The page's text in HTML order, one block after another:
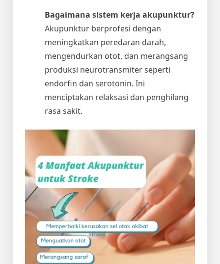
Bagaimana sistem kerja akupunktur?
Akupunktur berprofesi dengan
meningkatkan peredaran darah,
mengendurkan otot, dan merangsang
produksi neurotransmiter seperti
endorfin dan serotonin. Ini
menciptakan relaksasi dan penghilang
rasa sakit.